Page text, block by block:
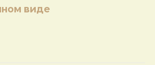
виде